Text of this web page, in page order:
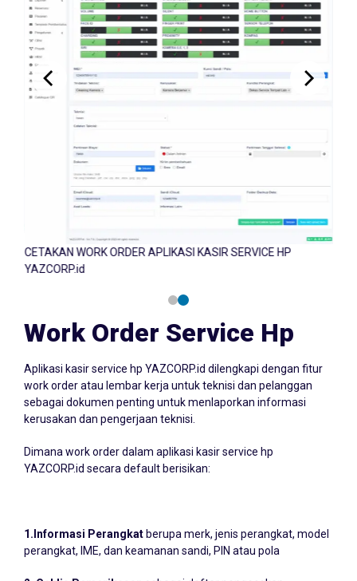
CETAKAN WORK ORDER APLIKASI KASIR SERVICE HP
YAZCORP.id
Work Order Service Hp
work order atau lembar kerja untuk teknisi dan pelanggan
sebagai dokumen penting untuk menlaporkan informasi
kerusakan dan pengerjaan teknisi.
YAZCORP.id secara default berisikan:
perangkat, IME, dan keamanan sandi, PIN atau pola